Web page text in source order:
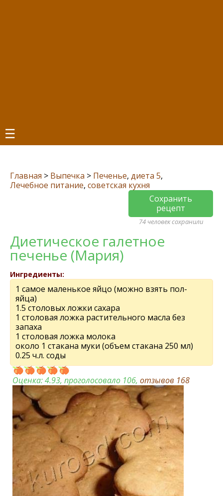
☰
Главная > Выпечка > Печенье, диета 5,
Лечебное питание, советская кухня
Сохранить
рецепт
74 человек сохранили
Диетическое галетное
печенье (Мария)
Ингредиенты:
1 самое маленькое яйцо (можно взять пол-
яйца)
1.5 столовых ложки сахара
1 столовая ложка растительного масла без
запаха
1 столовая ложка молока
около 1 стакана муки (объем стакана 250 мл)
0.25 ч.л. соды
Оценка:4.93, проголосовало 106, отзывов 168